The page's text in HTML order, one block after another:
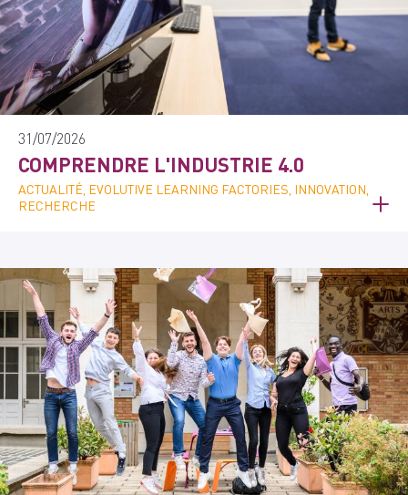
31/07/2026
COMPRENDRE L'INDUSTRIE 4.0
ACTUALITÉ, EVOLUTIVE LEARNING FACTORIES, INNOVATION,
RECHERCHE